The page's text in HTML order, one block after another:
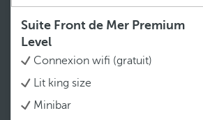
Suite Front de Mer Premium
Level
Connexion wifi (gratuit)
Lit king size
Minibar